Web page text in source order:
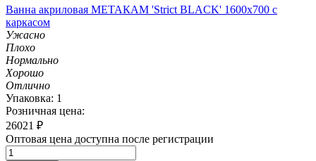
Ванна акриловая МЕТАКАМ 'Strict BLACK' 1600х700 с
каркасом
Ужасно
Плохо
Нормально
Хорошо
Отлично
Упаковка: 1
Розничная цена:
26021 ₽
Оптовая цена доступна после регистрации